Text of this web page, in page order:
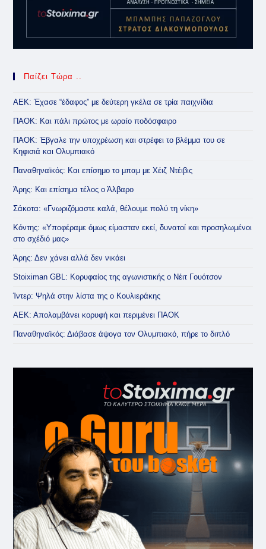
Παίζει Τώρα ..
ΑΕΚ: Έχασε “έδαφος” με δεύτερη γκέλα σε τρία παιχνίδια
ΠΑΟΚ: Και πάλι πρώτος με ωραίο ποδόσφαιρο
ΠΑΟΚ: Έβγαλε την υποχρέωση και στρέφει το βλέμμα του σε
Κηφισιά και Ολυμπιακό
Παναθηναϊκός: Και επίσημο το μπαμ με Χέιζ Ντέιβις
Άρης: Και επίσημα τέλος ο Άλβαρο
Σάκοτα: «Γνωριζόμαστε καλά, θέλουμε πολύ τη νίκη»
Κόντης: «Υποφέραμε όμως είμασταν εκεί, δυνατοί και προσηλωμένοι
στο σχέδιό μας»
Άρης: Δεν χάνει αλλά δεν νικάει
Stoiximan GBL: Κορυφαίος της αγωνιστικής ο Νέιτ Γουότσον
Ίντερ: Ψηλά στην λίστα της ο Κουλιεράκης
ΑΕΚ: Απολαμβάνει κορυφή και περιμένει ΠΑΟΚ
Παναθηναϊκός: Διάβασε άψογα τον Ολυμπιακό, πήρε το διπλό